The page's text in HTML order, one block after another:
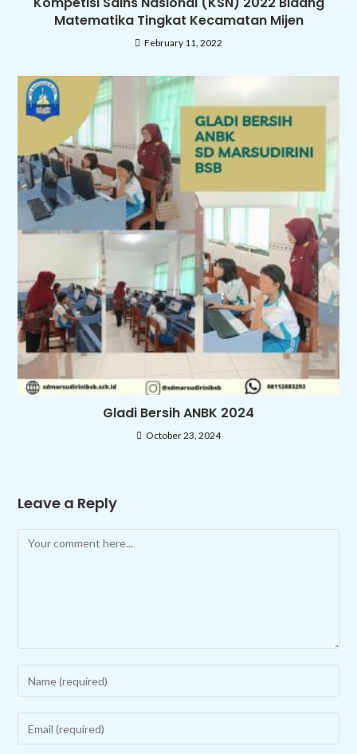
Matematika Tingkat Kecamatan Mijen
February 11, 2022
Gladi Bersih ANBK 2024
October 23, 2024
Leave a Reply
Comment
your
name
your